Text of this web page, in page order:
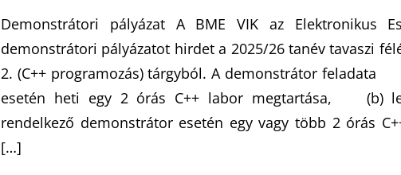
Demonstrátori pályázat A BME VIK az Elektronikus
demonstrátori pályázatot hirdet a 2025/26 tanév tavaszi
2. (C++ programozás) tárgyból. A demonstrátor
esetén heti egy 2 órás C++ labor megtartása, (b)
rendelkező demonstrátor esetén egy vagy több 2 órás
[…]